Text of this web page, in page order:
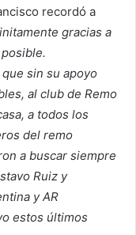
recordó a
gracias a
sin su apoyo
al club de Remo
a todos los
del remo
a buscar siempre
Ruiz y
y AR
estos últimos